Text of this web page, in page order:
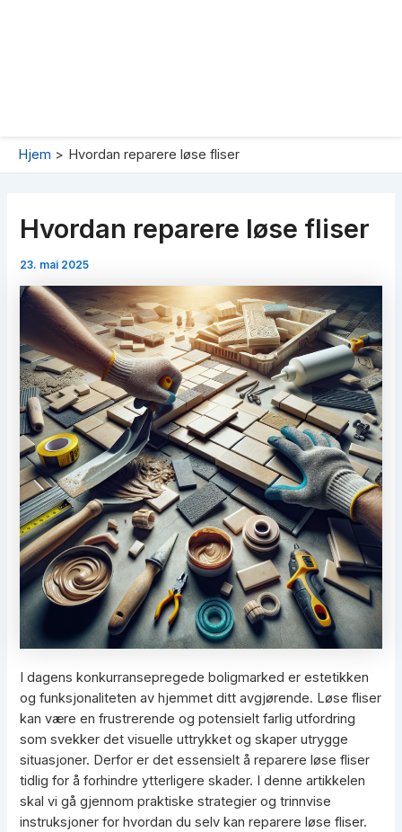
Hjem Hvordan reparere løse fliser
Hvordan reparere løse fliser
23. mai 2025
I dagens konkurransepregede boligmarked er estetikken
og funksjonaliteten av hjemmet ditt avgjørende. Løse fliser
kan være en frustrerende og potensielt farlig utfordring
som svekker det visuelle uttrykket og skaper utrygge
situasjoner. Derfor er det essensielt å reparere løse fliser
tidlig for å forhindre ytterligere skader. I denne artikkelen
skal vi gå gjennom praktiske strategier og trinnvise
instruksjoner for hvordan du selv kan reparere løse fliser.